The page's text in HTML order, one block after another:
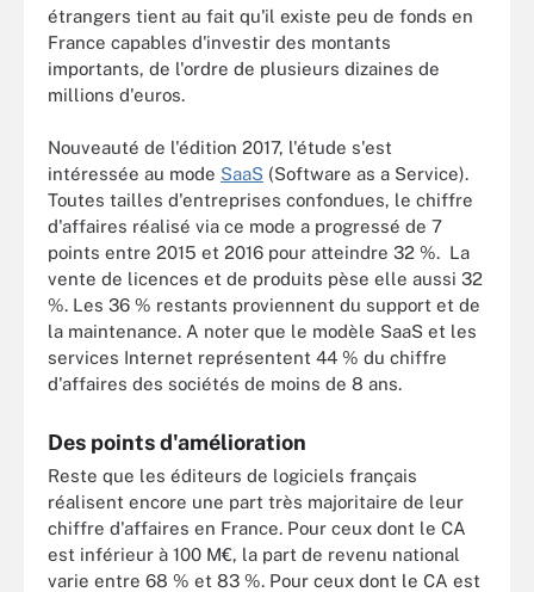
étrangers tient au fait qu'il existe peu de fonds en
France capables d'investir des montants
importants, de l'ordre de plusieurs dizaines de
millions d'euros.
Nouveauté de l'édition 2017, l'étude s'est
intéressée au mode SaaS (Software as a Service).
Toutes tailles d'entreprises confondues, le chiffre
d'affaires réalisé via ce mode a progressé de 7
points entre 2015 et 2016 pour atteindre 32 %. La
vente de licences et de produits pèse elle aussi 32
%. Les 36 % restants proviennent du support et de
la maintenance. A noter que le modèle SaaS et les
services Internet représentent 44 % du chiffre
d'affaires des sociétés de moins de 8 ans.
Des points d'amélioration
Reste que les éditeurs de logiciels français
réalisent encore une part très majoritaire de leur
chiffre d'affaires en France. Pour ceux dont le CA
est inférieur à 100 M€, la part de revenu national
varie entre 68 % et 83 %. Pour ceux dont le CA est